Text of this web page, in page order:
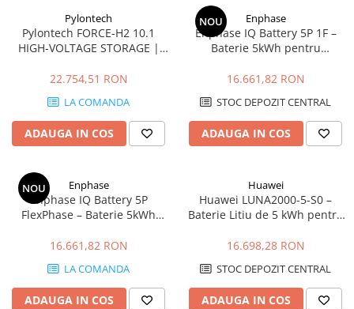
Pylontech
Pylontech FORCE-H2 10.1
HIGH-VOLTAGE STORAGE |
Sungrow, Goodwe, Sofar
22.754,51 RON
LA COMANDA
ADAUGA IN COS
NOU Enphase
Enphase IQ Battery 5P 1F –
Baterie 5kWh pentru
Ready
16.661,82 RON
STOC DEPOZIT CENTRAL
ADAUGA IN COS
NOU Enphase
Enphase IQ Battery 5P
FlexPhase – Baterie 5kWh
Backup Ready
16.661,82 RON
LA COMANDA
ADAUGA IN COS
Huawei
Huawei LUNA2000-5-S0 –
Baterie Litiu de 5 kWh pentru
16.698,28 RON
STOC DEPOZIT CENTRAL
ADAUGA IN COS